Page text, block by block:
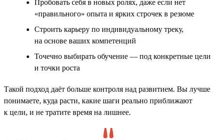
Пробовать себя в новых ролях, даже если нет
«правильного» опыта и ярких строчек в резюме
Строить карьеру по индивидуальному треку,
на основе ваших компетенций
Точечно выбирать обучение — под конкретные цели
и точки роста
Такой подход даёт больше контроля над развитием. Вы лучше
понимаете, куда расти, какие шаги реально приближают
к цели, и не тратите время на лишнее.